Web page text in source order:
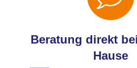
Beratung direkt
Hause